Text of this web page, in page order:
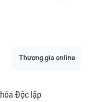
Thương gia online
Độc lập